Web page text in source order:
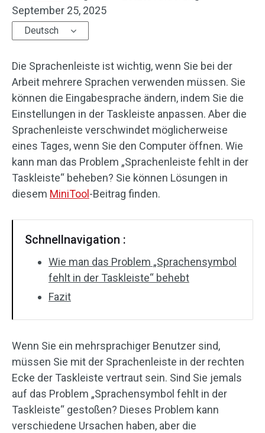
September 25, 2025
Deutsch
Die Sprachenleiste ist wichtig, wenn Sie bei der
Arbeit mehrere Sprachen verwenden müssen. Sie
können die Eingabesprache ändern, indem Sie die
Einstellungen in der Taskleiste anpassen. Aber die
Sprachenleiste verschwindet möglicherweise
eines Tages, wenn Sie den Computer öffnen. Wie
kann man das Problem „Sprachenleiste fehlt in der
Taskleiste“ beheben? Sie können Lösungen in
diesem MiniTool -Beitrag finden.
Schnellnavigation :
Wie man das Problem „Sprachensymbol
fehlt in der Taskleiste“ behebt
Fazit
Wenn Sie ein mehrsprachiger Benutzer sind,
müssen Sie mit der Sprachenleiste in der rechten
Ecke der Taskleiste vertraut sein. Sind Sie jemals
auf das Problem „Sprachensymbol fehlt in der
Taskleiste“ gestoßen? Dieses Problem kann
verschiedene Ursachen haben, aber die